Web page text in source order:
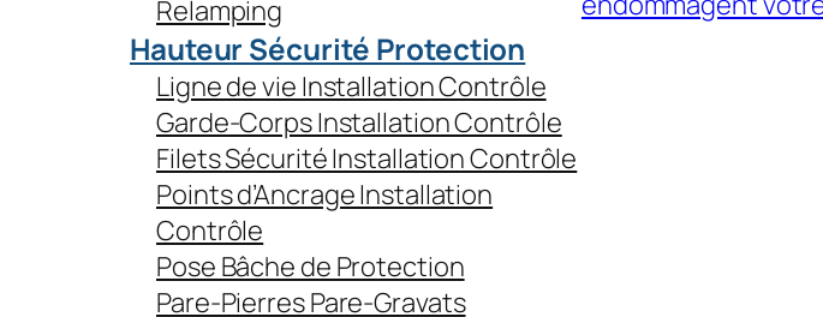
Relamping
Hauteur Sécurité Protection
Ligne de vie Installation Contrôle
Garde-Corps Installation Contrôle
Filets Sécurité Installation Contrôle
Points d’Ancrage Installation
Contrôle
Pose Bâche de Protection
Pare-Pierres Pare-Gravats